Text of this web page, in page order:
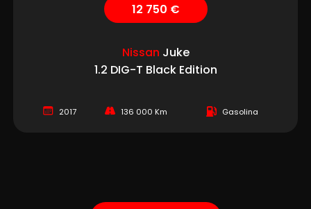
12 750 €
Nissan Juke
1.2 DIG-T Black Edition
2017 136 000 Km Gasolina